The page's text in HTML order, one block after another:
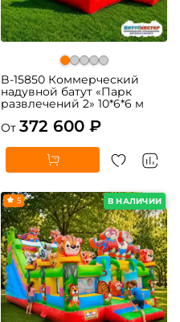
B-15850 Коммерческий
надувной батут «Парк
развлечений 2» 10*6*6 м
От 372 600 ₽
В НАЛИЧИИ
5